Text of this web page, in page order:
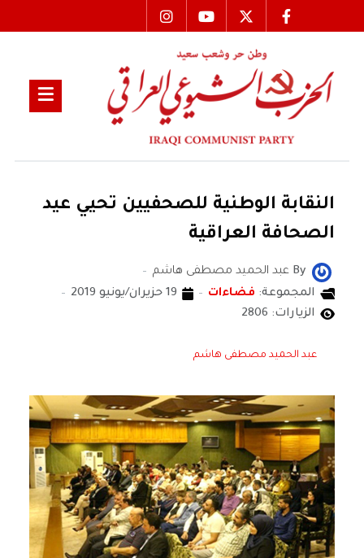
النقابة الوطنية للصحفيين تحيي عيد
الصحافة العراقية
By عبد الحميد مصطفى هاشم
المجموعة: فضاءات
19 حزيران/يونيو 2019
الزيارات: 2806
عبد الحميد مصطفى هاشم